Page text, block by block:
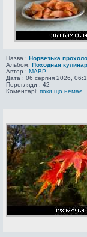
Назва : Норвезька
Альбом: Походная
Автор : MABP
Дата : 06 серпня 2026,
Перегляди : 42
Коментарі: поки що немає